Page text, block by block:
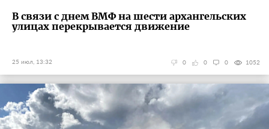
В связи с днем ВМФ на шести архангельских
улицах перекрывается движение
25 июл, 13:32 1052
0
0
0